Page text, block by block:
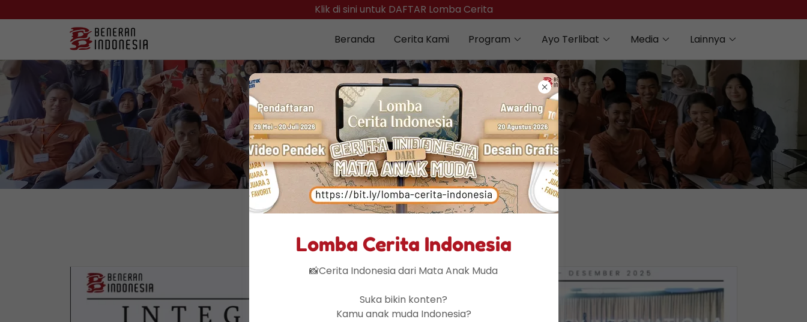
Klik di sini untuk DAFTAR Lomba Cerita
Beranda Cerita Kami Program Ayo Terlibat Media Lainnya
Newsletter
Lomba Cerita Indonesia
📸Cerita Indonesia dari Mata Anak Muda
Suka bikin konten?
Kamu anak muda Indonesia?